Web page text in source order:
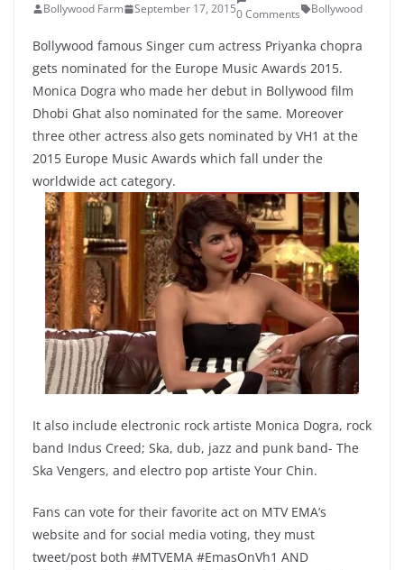
Bollywood Farm September 17, 20150 Comments Bollywood
Bollywood famous Singer cum actress Priyanka chopra
gets nominated for the Europe Music Awards 2015.
Monica Dogra who made her debut in Bollywood film
Dhobi Ghat also nominated for the same. Moreover
three other actress also gets nominated by VH1 at the
2015 Europe Music Awards which fall under the
worldwide act category.
It also include electronic rock artiste Monica Dogra, rock
band Indus Creed; Ska, dub, jazz and punk band- The
Ska Vengers, and electro pop artiste Your Chin.
Fans can vote for their favorite act on MTV EMA’s
website and for social media voting, they must
tweet/post both #MTVEMA #EmasOnVh1 AND